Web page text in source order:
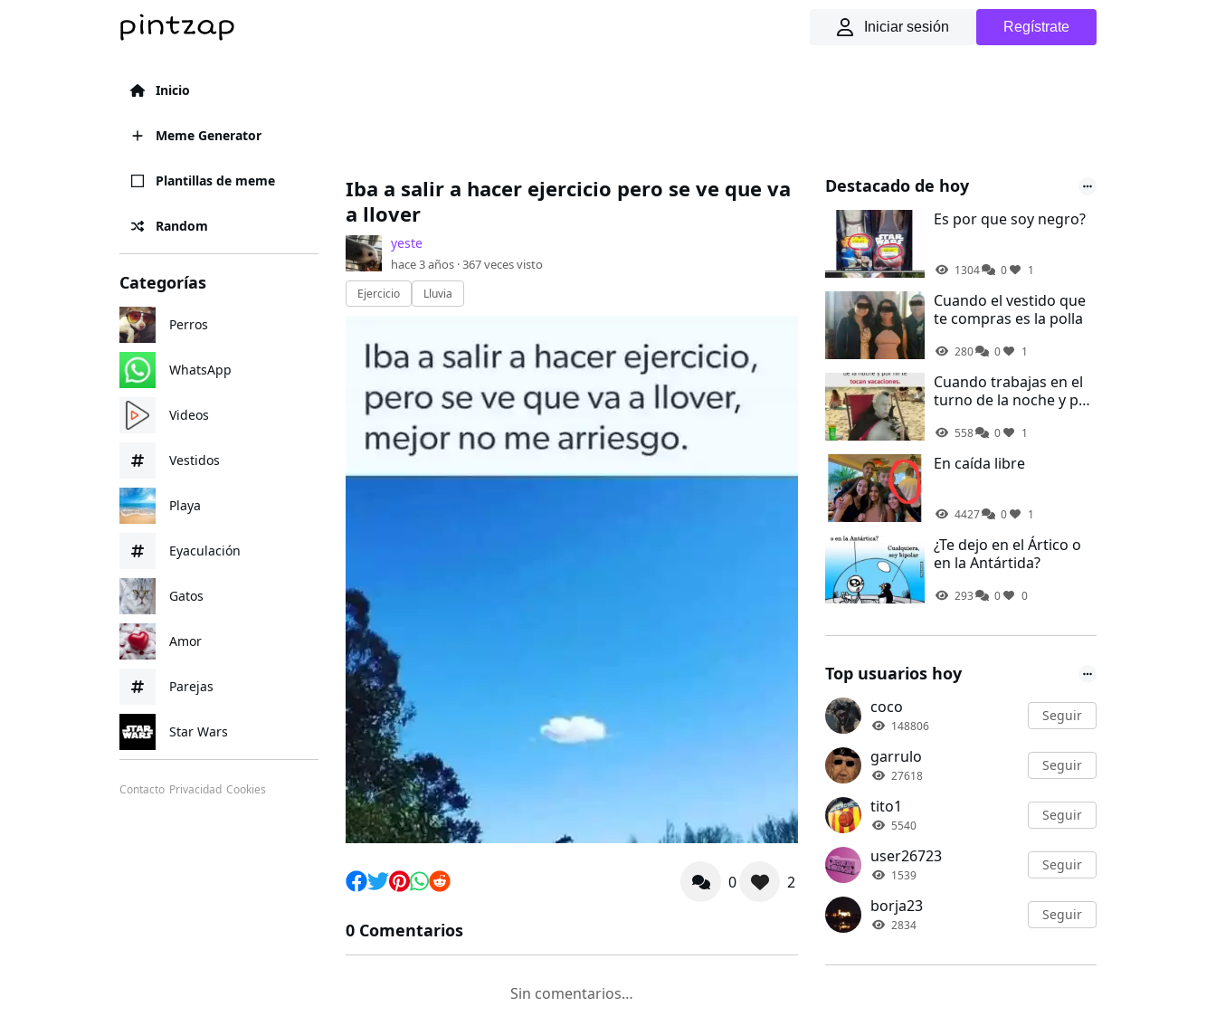
Iniciar sesión Regístrate
Inicio
Meme Generator
Plantillas de meme
Random
Categorías
Perros
WhatsApp
Videos
Vestidos
Playa
Eyaculación
Gatos
Amor
Parejas
Star Wars
Contacto Privacidad Cookies
Iba a salir a hacer ejercicio pero se ve que va
a llover
yeste
hace 3 años ·367veces visto
Ejercicio Lluvia
0 2
0 Comentarios
Sin comentarios…
Destacado de hoy
Es por que soy negro?
1304 0 1
Cuando el vestido que
te compras es la polla
280 0 1
Cuando trabajas en el
turno de la noche y por
558 0 1
En caída libre
4427 0 1
¿Te dejo en el Ártico o
en la Antártida?
293 0 0
Top usuarios hoy
coco
148806
Seguir
garrulo
27618
Seguir
tito1
5540
Seguir
user26723
1539
Seguir
borja23
2834
Seguir